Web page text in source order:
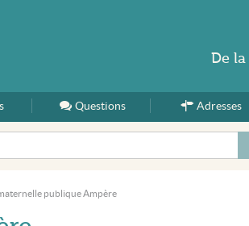
AccueilQuestions Adresses
publique Ampère
De la